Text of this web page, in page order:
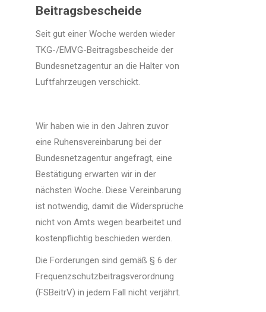
Beitragsbescheide
Seit gut einer Woche werden wieder
TKG-/EMVG-Beitragsbescheide der
Bundesnetzagentur an die Halter von
Luftfahrzeugen verschickt.
Wir haben wie in den Jahren zuvor
eine Ruhensvereinbarung bei der
Bundesnetzagentur angefragt, eine
Bestätigung erwarten wir in der
nächsten Woche. Diese Vereinbarung
ist notwendig, damit die Widersprüche
nicht von Amts wegen bearbeitet und
kostenpflichtig beschieden werden.
Die Forderungen sind gemäß § 6 der
Frequenzschutzbeitragsverordnung
(FSBeitrV) in jedem Fall nicht verjährt.